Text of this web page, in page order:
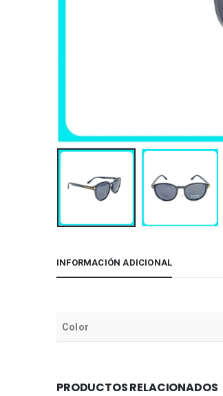
INFORMACIÓN ADICIONAL
Color
PRODUCTOS RELACIONADOS